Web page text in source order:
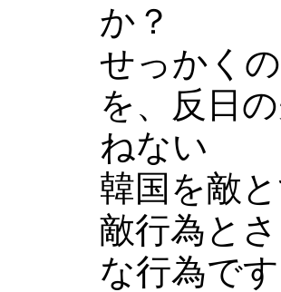
か？
せっかく
を、反日
ねない
韓国を敵
敵行為と
な行為で